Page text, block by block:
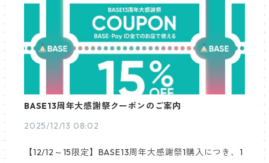
BASE13周年大感謝祭クーポンのご案内
2025/12/13 08:02
【12/12～15限定】BASE13周年大感謝祭1購入につき、1